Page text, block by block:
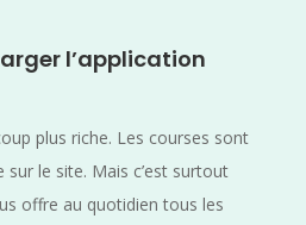
l’application
plus riche. Les courses sont
sur le site. Mais c’est surtout
offre au quotidien tous les